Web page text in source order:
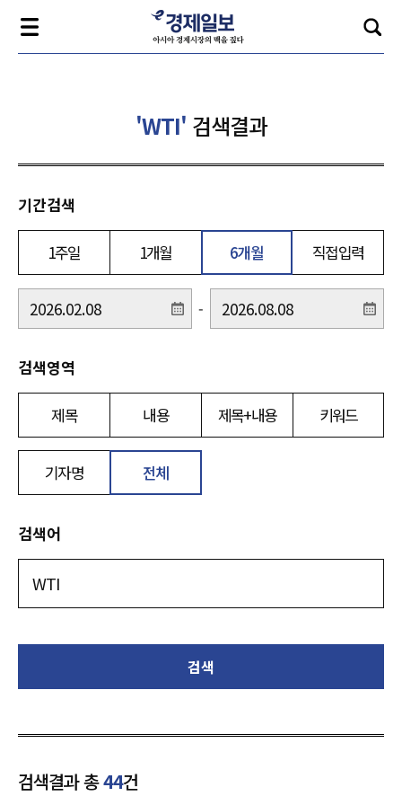
'WTI' 검색결과
기간검색
1주일 1개월 6개월 직접입력
-
검색영역
제목 내용 제목+내용 키워드
기자명 전체
검색어
검색
검색결과 총44건